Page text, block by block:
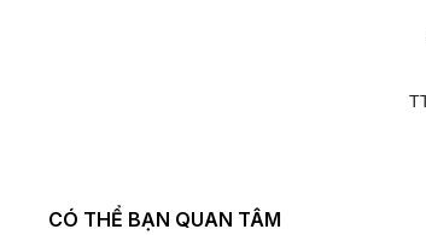
CÓ THỂ BẠN QUAN TÂM